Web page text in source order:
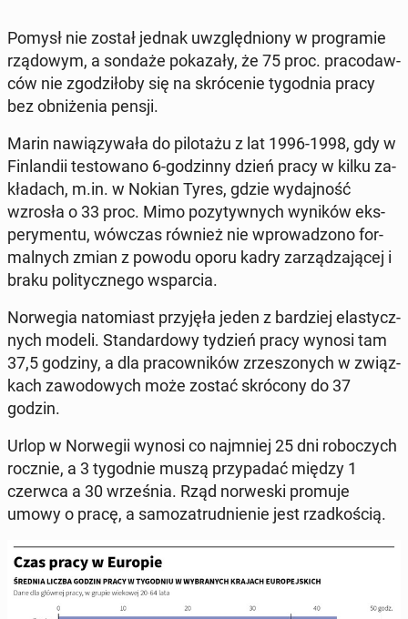
Pomysł nie został jednak uwzględ­nio­ny w pro­gra­mie
rzą­do­wym, a sondaże po­ka­za­ły, że 75 proc. pra­co­daw­
ców nie zgo­dzi­ło­by się na skró­ce­nie ty­go­dnia pracy
bez ob­ni­że­nia pensji.
Marin na­wią­zy­wa­ła do pi­lo­ta­żu z lat 1996-1998, gdy w
Fin­lan­dii te­sto­wa­no 6-go­dzin­ny dzień pracy w kilku za­
kła­dach, m.in. w Nokian Tyres, gdzie wy­daj­ność
wzrosła o 33 proc. Mimo po­zy­tyw­nych wyników eks­
pe­ry­men­tu, wówczas również nie wpro­wa­dzo­no for­
mal­nych zmian z powodu oporu kadry za­rzą­dza­ją­cej i
braku po­li­tycz­ne­go wspar­cia.
Nor­we­gia na­to­miast przy­ję­ła jeden z bar­dziej ela­stycz­
nych modeli. Stan­dar­do­wy tydzień pracy wynosi tam
37,5 godziny, a dla pra­cow­ni­ków zrze­szo­nych w związ­
kach za­wo­do­wych może zostać skró­co­ny do 37
godzin.
Urlop w Nor­we­gii wynosi co naj­mniej 25 dni ro­bo­czych
rocznie, a 3 ty­go­dnie muszą przy­pa­dać między 1
czerwca a 30 wrze­śnia. Rząd nor­we­ski promuje
umowy o pracę, a sa­mo­za­trud­nie­nie jest rzad­ko­ścią.